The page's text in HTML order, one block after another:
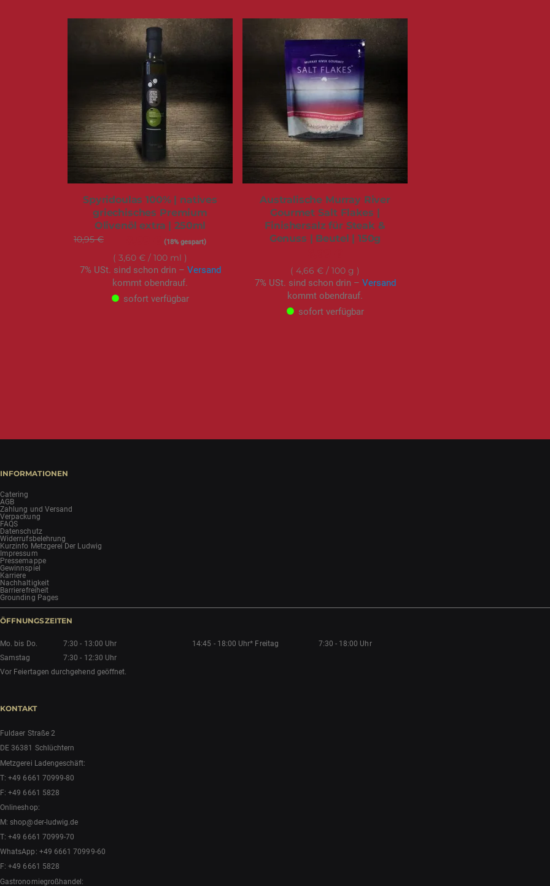
Spyridoulas 100% | natives
griechisches Premium
Olivenöl extra | 250ml
10,95 € Sonderangebot(18% gespart)
3,60 € / 100 ml
7% USt. sind schon drin – Versand
kommt obendrauf.
sofort verfügbar
Australische Murray River
Gourmet Salt Flakes |
Finishersalz für Steak &
Genuss | Beutel | 150g
4,66 € / 100 g
7% USt. sind schon drin – Versand
kommt obendrauf.
sofort verfügbar
INFORMATIONEN
Catering
AGB
Zahlung und Versand
Verpackung
FAQS
Datenschutz
Widerrufsbelehrung
Kurzinfo Metzgerei Der Ludwig
Impressum
Pressemappe
Gewinnspiel
Karriere
Nachhaltigkeit
Barrierefreiheit
Grounding Pages
ÖFFNUNGSZEITEN
Mo. bis Do. 7:30 - 13:00 Uhr 14:45 - 18:00 Uhr* Freitag
7:30 - 18:00 Uhr
Samstag
7:30 - 12:30 Uhr
Vor Feiertagen durchgehend geöffnet.
KONTAKT
Fuldaer Straße 2
DE 36381 Schlüchtern
Metzgerei Ladengeschäft:
T:+49 6661 70999-80
F: +49 6661 5828
Onlineshop:
M:shop@der-ludwig.de
T:+49 6661 70999-70
WhatsApp: +49 6661 70999-60
F: +49 6661 5828
Gastronomiegroßhandel: